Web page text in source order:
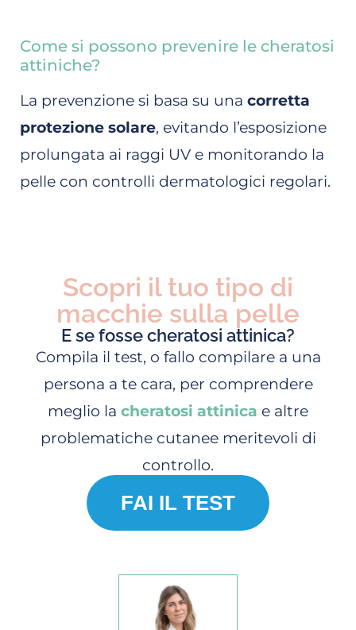
Come si possono prevenire le cheratosi
attiniche?
La prevenzione si basa su una corretta
protezione solare, evitando l’esposizione
prolungata ai raggi UV e monitorando la
pelle con controlli dermatologici regolari.
Scopri il tuo tipo di
macchie sulla pelle
E se fosse cheratosi attinica?
Compila il test, o fallo compilare a una
persona a te cara, per comprendere
meglio la cheratosi attinica e altre
problematiche cutanee meritevoli di
controllo.
FAI IL TEST